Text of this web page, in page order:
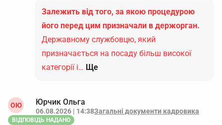
Залежить від того, за якою процедурою
його перед цим призначали в держорган.
Державному службовцю, який
призначається на посаду більш високої
категорії і… Ще
ОЮ Юрчик Ольга
06.08.2026 | 14:38Загальні документи кадровика
ВІДПОВІДЬ НАДАНО